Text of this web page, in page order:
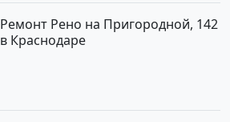
Ремонт Рено на Пригородной, 142
в Краснодаре